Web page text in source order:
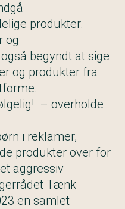
produkter.
og
begyndt at sige
og produkter fra
– overholde
i reklamer,
produkter over for
aggressiv
Tænk
en samlet